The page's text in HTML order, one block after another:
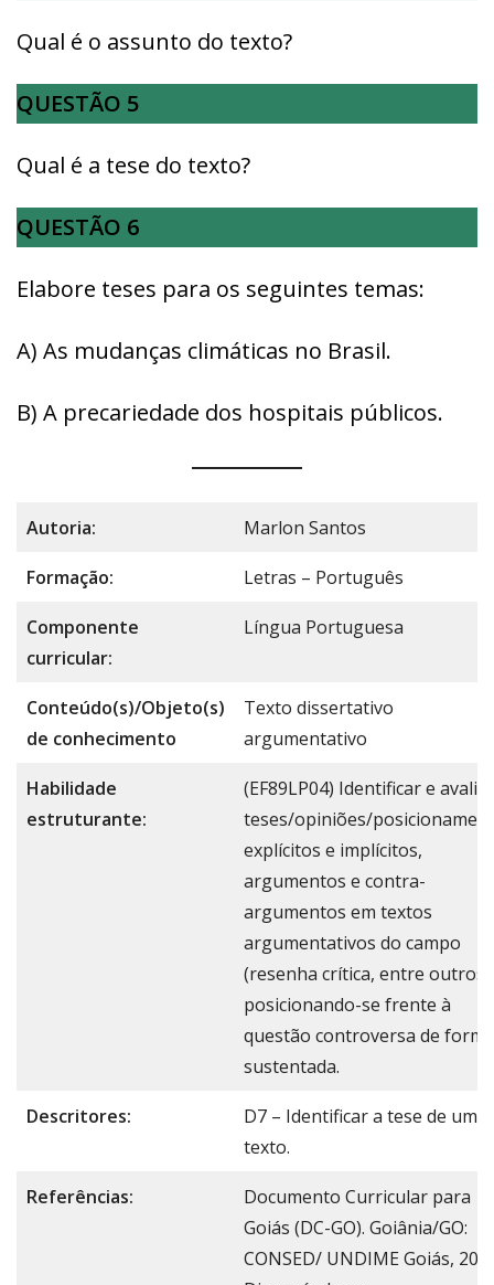
Qual é o assunto do texto?
QUESTÃO 5
Qual é a tese do texto?
QUESTÃO 6
Elabore teses para os seguintes temas:
A) As mudanças climáticas no Brasil.
B) A precariedade dos hospitais públicos.
Autoria: Marlon Santos
Formação: Letras – Português
Componente
curricular:
Língua Portuguesa
Conteúdo(s)/Objeto(s)
de conhecimento
Texto dissertativo
argumentativo
Habilidade
estruturante:
(EF89LP04) Identificar e avaliar
teses/opiniões/
explícitos e implícitos,
argumentos e contra-
argumentos em textos
argumentativos do campo
(resenha crítica, entre outros),
posicionando-se frente à
questão controversa de forma
sustentada.
Descritores:
D7 – Identificar a tese de um
texto.
Referências:
Documento Curricular para
Goiás (DC-GO). Goiânia/GO:
CONSED/ UNDIME Goiás,